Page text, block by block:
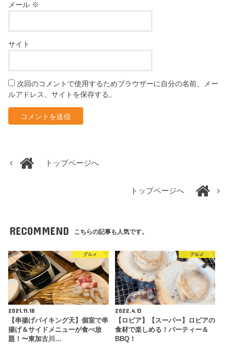
メール ※
サイト
次回のコメントで使用するためブラウザーに自分の名前、メー
ルアドレス、サイトを保存する。
トップページへ
トップページへ
RECOMMEND こちらの記事も人気です。
グルメ
2021.11.18
【串揚げバイキング天】個室で串
揚げ＆サイドメニューが食べ放
題！〜東加古川…
グルメ
2022.4.13
【ロピア】【スーパー】ロピアの
食材で楽しめる！パーティー＆
BBQ！